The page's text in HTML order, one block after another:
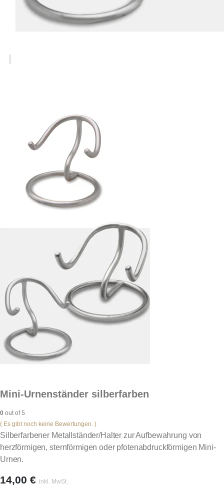
Mini-Urnenständer silberfarben
0 out of 5
( Es gibt noch keine Bewertungen. )
Silberfarbener Metallständer/Halter zur Aufbewahrung von
herzförmigen, sternförmigen oder pfotenabdruckförmigen Mini-
Urnen.
14,00 € inkl. MwSt.